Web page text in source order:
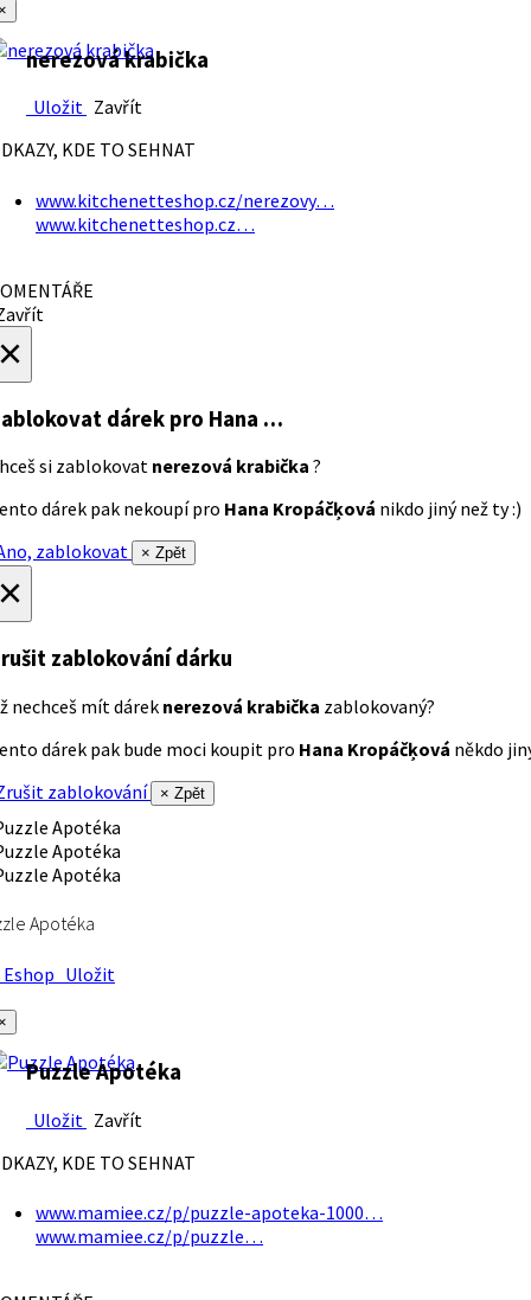
nerezová krabička
Uložit Zavřít
KDE TO SEHNAT
www.kitchenetteshop.cz/nerezovy…
www.kitchenetteshop.cz…
dárek pro Hana …
si zablokovat nerezová krabička ?
dárek pak nekoupí pro Hana Kropáčķová nikdo jiný než ty :)
zablokovat
× Zpět
zablokování dárku
nechceš mít dárek nerezová krabička zablokovaný?
dárek pak bude moci koupit pro Hana Kropáčķová někdo
zablokování
× Zpět
Apotéka
Uložit
Puzzle Apotéka
Uložit Zavřít
KDE TO SEHNAT
www.mamiee.cz/p/puzzle-apoteka-1000…
www.mamiee.cz/p/puzzle…